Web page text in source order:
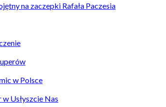
na zaczepki Rafała Paczesia
w Polsce
Usłyszcie Nas